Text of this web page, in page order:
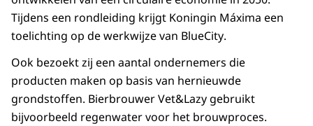
Tijdens een rondleiding krijgt Koningin Máxima een
toelichting op de werkwijze van BlueCity.
Ook bezoekt zij een aantal ondernemers die
producten maken op basis van hernieuwde
grondstoffen. Bierbrouwer Vet&Lazy gebruikt
bijvoorbeeld regenwater voor het brouwproces.